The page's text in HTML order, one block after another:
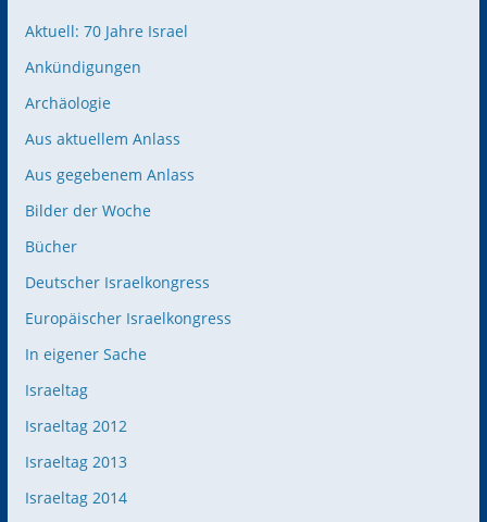
Aktuell: 70 Jahre Israel
Ankündigungen
Archäologie
Aus aktuellem Anlass
Aus gegebenem Anlass
Bilder der Woche
Bücher
Deutscher Israelkongress
Europäischer Israelkongress
In eigener Sache
Israeltag
Israeltag 2012
Israeltag 2013
Israeltag 2014